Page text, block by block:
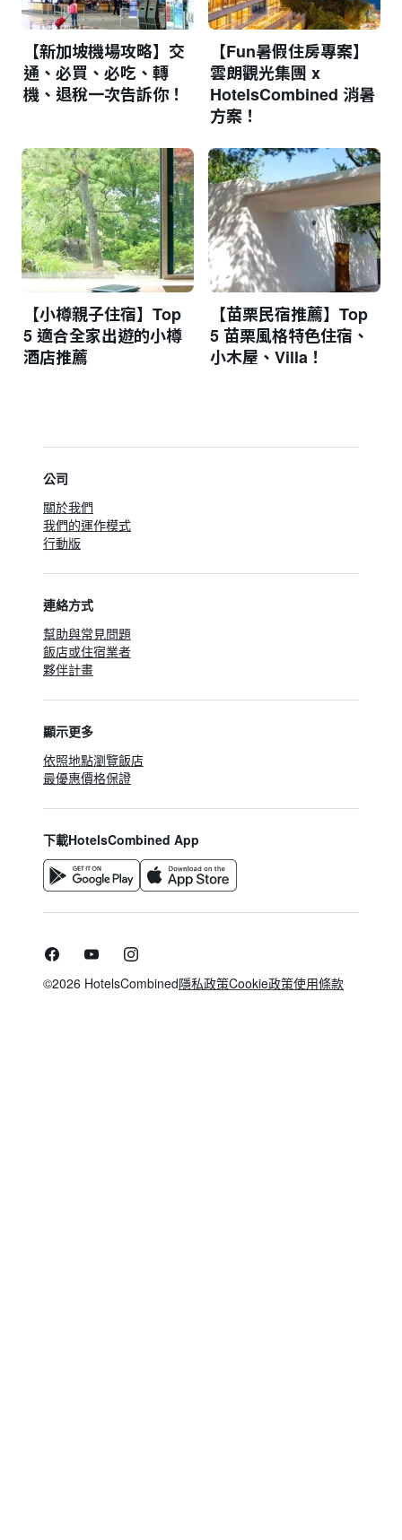
【新加坡機場攻略】交
通、必買、必吃、轉
機、退稅一次告訴你！
【Fun暑假住房專案】
雲朗觀光集團 x
HotelsCombined 消暑
方案！
【小樽親子住宿】Top
5 適合全家出遊的小樽
酒店推薦
【苗栗民宿推薦】Top
5 苗栗風格特色住宿、
小木屋、Villa！
公司
關於我們
我們的運作模式
行動版
連絡方式
幫助與常見問題
飯店或住宿業者
夥伴計畫
顯示更多
依照地點瀏覽飯店
最優惠價格保證
下載HotelsCombined App
©2026 HotelsCombined隱私政策Cookie政策使用條款